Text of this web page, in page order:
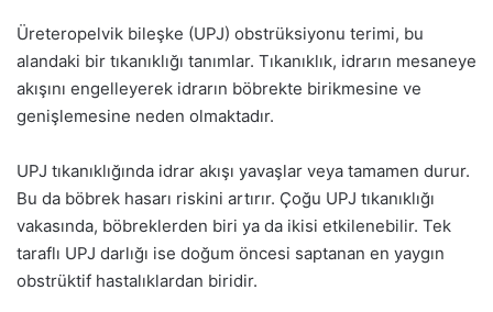
Üreteropelvik bileşke (UPJ) obstrüksiyonu terimi, bu
alandaki bir tıkanıklığı tanımlar. Tıkanıklık, idrarın mesaneye
akışını engelleyerek idrarın böbrekte birikmesine ve
genişlemesine neden olmaktadır.
UPJ tıkanıklığında idrar akışı yavaşlar veya tamamen durur.
Bu da böbrek hasarı riskini artırır. Çoğu UPJ tıkanıklığı
vakasında, böbreklerden biri ya da ikisi etkilenebilir. Tek
taraflı UPJ darlığı ise doğum öncesi saptanan en yaygın
obstrüktif hastalıklardan biridir.